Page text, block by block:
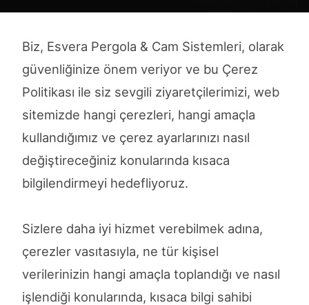
Biz, Esvera Pergola & Cam Sistemleri, olarak
güvenliğinize önem veriyor ve bu Çerez
Politikası ile siz sevgili ziyaretçilerimizi, web
sitemizde hangi çerezleri, hangi amaçla
kullandığımız ve çerez ayarlarınızı nasıl
değiştireceğiniz konularında kısaca
bilgilendirmeyi hedefliyoruz.
Sizlere daha iyi hizmet verebilmek adına,
çerezler vasıtasıyla, ne tür kişisel
verilerinizin hangi amaçla toplandığı ve nasıl
işlendiği konularında, kısaca bilgi sahibi